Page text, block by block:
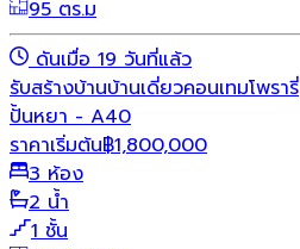
95 ตร.ม
ดันเมื่อ 19 วันที่แล้ว
รับสร้างบ้านบ้านเดี่ยวคอนเทมโพรารี่
ปั้นหยา - A40
ราคาเริ่มต้น฿1,800,000
3 ห้อง
2 น้ำ
1 ชั้น